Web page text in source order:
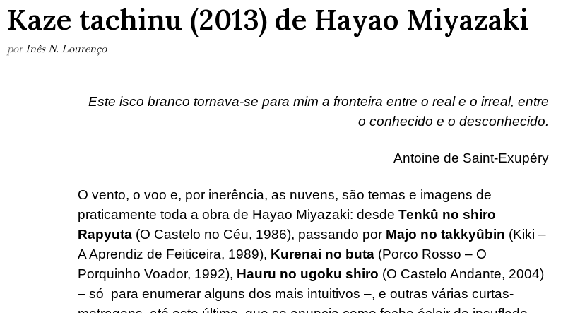
Kaze tachinu (2013) de Hayao Miyazaki
por Inês N. Lourenço
Este isco branco tornava-se para mim a fronteira entre o real e o irreal, entre
o conhecido e o desconhecido.
Antoine de Saint-Exupéry
O vento, o voo e, por inerência, as nuvens, são temas e imagens de
praticamente toda a obra de Hayao Miyazaki: desde Tenkû no shiro
Rapyuta (O Castelo no Céu, 1986), passando por Majo no takkyûbin (Kiki –
A Aprendiz de Feiticeira, 1989), Kurenai no buta (Porco Rosso – O
Porquinho Voador, 1992), Hauru no ugoku shiro (O Castelo Andante, 2004)
– só para enumerar alguns dos mais intuitivos –, e outras várias curtas-